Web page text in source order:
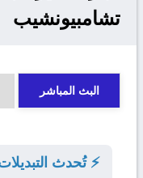
تشامبيونشيب
البث المباشر
⚡ تُحدث